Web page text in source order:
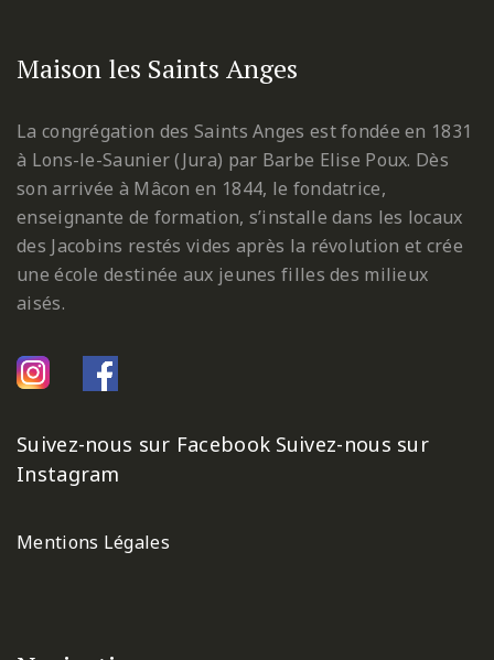
Maison les Saints Anges
La congrégation des Saints Anges est fondée en 1831
à Lons-le-Saunier (Jura) par Barbe Elise Poux. Dès
son arrivée à Mâcon en 1844, le fondatrice,
enseignante de formation, s’installe dans les locaux
des Jacobins restés vides après la révolution et crée
une école destinée aux jeunes filles des milieux
aisés.
Suivez-nous sur Facebook Suivez-nous sur
Instagram
Mentions Légales